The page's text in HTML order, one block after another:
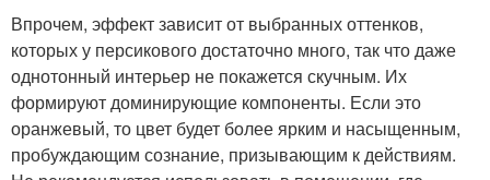
Впрочем, эффект зависит от выбранных оттенков,
которых у персикового достаточно много, так что даже
однотонный интерьер не покажется скучным. Их
формируют доминирующие компоненты. Если это
оранжевый, то цвет будет более ярким и насыщенным,
пробуждающим сознание, призывающим к действиям.